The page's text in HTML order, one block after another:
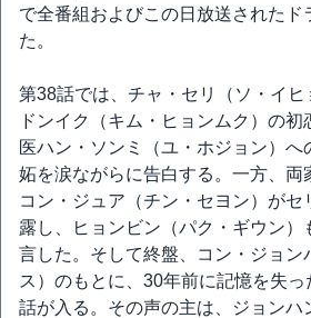
で全番組およびこの日放送されたド
た。
第38話では、チャ・セリ（ソ・イヒ
ドンイク（キム・ヒョンムク）の
医ハン・ソンミ（ユ・ホジョン）へ
妬を涙ながらに告白する。一方、両
コン・ジュア（チン・セヨン）がセ
露し、ヒョンビン（パク・ギウン）
言した。そして終盤、コン・ジョン
ス）のもとに、30年前に記憶を失
話が入る。その声の主は、ジョンハ